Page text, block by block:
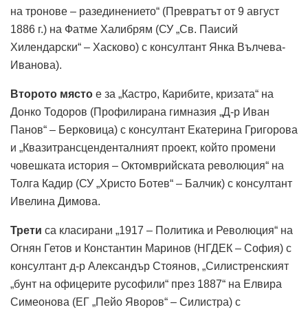
на тронове – разединението“ (Превратът от 9 август
1886 г.) на Фатме Халибрям (СУ „Св. Паисий
Хилендарски“ – Хасково) с консултант Янка Вълчева-
Иванова).
Второто място е за „Кастро, Карибите, кризата“ на
Донко Тодоров (Профилирана гимназия „Д-р Иван
Панов“ – Берковица) с консултант Екатерина Григорова
и „Квазитрансценденталният проект, който промени
човешката история – Октомврийската революция“ на
Толга Кадир (СУ „Христо Ботев“ – Балчик) с консултант
Ивелина Димова.
Трети са класирани „1917 – Политика и Революция“ на
Огнян Гетов и Константин Маринов (НГДЕК – София) с
консултант д-р Александър Стоянов, „Силистренският
„бунт на офицерите русофили“ през 1887“ на Елвира
Симеонова (EГ „Пейо Яворов“ – Силистра) с